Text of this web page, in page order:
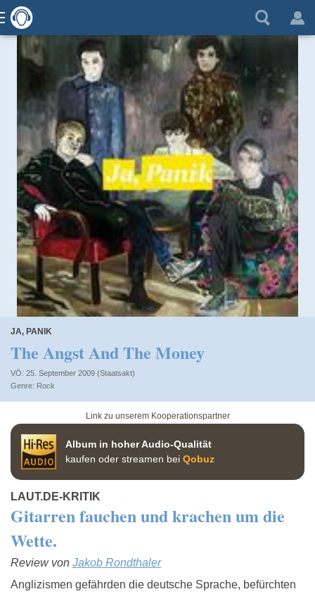
JA, PANIK
The Angst And The Money
VÖ: 25. September 2009 (Staatsakt)
Rock
Link zu unserem Kooperationspartner
Album in hoher Audio-Qualität
kaufen oder streamen bei Qobuz
LAUT.DE-KRITIK
Gitarren fauchen und krachen um die
Wette.
Review von Jakob Rondthaler
Anglizismen gefährden die deutsche Sprache, befürchten